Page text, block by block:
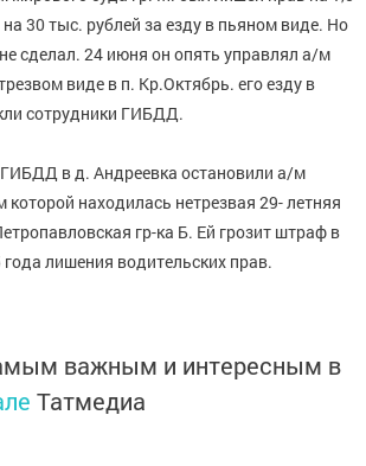
30 тыс. рублей за езду в пьяном виде. Но
сделал. 24 июня он опять управлял а/м
виде в п. Кр.Октябрь. его езду в
сотрудники ГИБДД.
в д. Андреевка остановили а/м
которой находилась нетрезвая 29- летняя
гр-ка Б. Ей грозит штраф в
лишения водительских прав.
важным и интересным в
Татмедиа